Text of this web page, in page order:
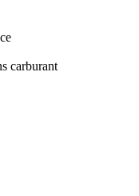
carburant